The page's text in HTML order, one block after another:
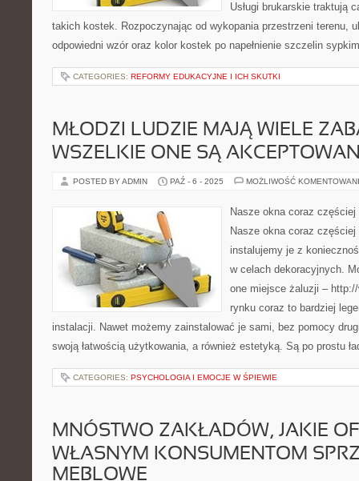
Usługi brukarskie traktują
takich kostek. Rozpoczynając od wykopania przestrzeni terenu,
odpowiedni wzór oraz kolor kostek po napełnienie szczelin
CATEGORIES: REFORMY EDUKACYJNE I ICH SKUTKI
MŁODZI LUDZIE MAJĄ WIELE
WSZELKIE ONE SĄ
POSTED BY ADMIN PAŹ - 6 - 2025 MOŻLIWOŚĆ
Nasze okna coraz
Nasze okna coraz
instalujemy je z
w celach dekoracyjnych.
one miejsce żaluzji –
rynku coraz to bardziej
instalacji. Nawet możemy zainstalować je sami, bez pomocy
swoją łatwością użytkowania, a również estetyką. Są po prostu
CATEGORIES: PSYCHOLOGIA I EMOCJE W ŚPIEWIE
MNÓSTWO ZAKŁADÓW, JAKIE
WŁASNYM KONSUMENTOM
MEBLOWE